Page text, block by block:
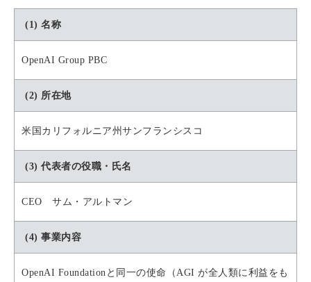
(1) 名称
OpenAI Group PBC
(2) 所在地
米国カリフォルニア州サンフランシスコ
(3) 代表者の役職・氏名
CEO サム・アルトマン
(4) 事業内容
OpenAI Foundationと同一の使命（AGI が全人類に利益をも